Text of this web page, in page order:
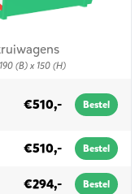
(B) x 150 (H)
€510,- Bestel
€510,- Bestel
€294,- Bestel